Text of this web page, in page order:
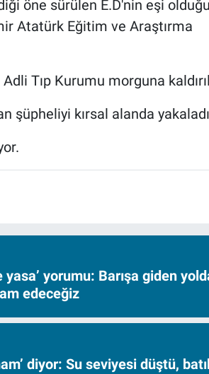
öne sürülen E.D'nin eşi olduğu
Atatürk Eğitim ve Araştırma
Tıp Kurumu morguna
şüpheliyi kırsal alanda
yasa’ yorumu: Barışa giden
edeceğiz
diyor: Su seviyesi düştü,